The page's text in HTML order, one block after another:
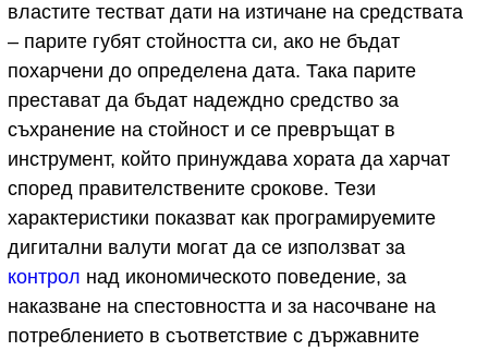
властите тестват дати на изтичане на средствата
– парите губят стойността си, ако не бъдат
похарчени до определена дата. Така парите
престават да бъдат надеждно средство за
съхранение на стойност и се превръщат в
инструмент, който принуждава хората да харчат
според правителствените срокове. Тези
характеристики показват как програмируемите
дигитални валути могат да се използват за
контрол над икономическото поведение, за
наказване на спестовността и за насочване на
потреблението в съответствие с държавните